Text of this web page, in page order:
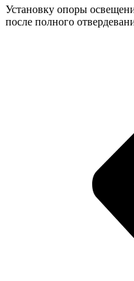
Установку опоры
после полного